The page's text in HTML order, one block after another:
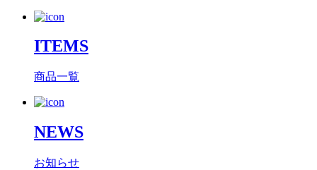
ITEMS
商品一覧
NEWS
お知らせ